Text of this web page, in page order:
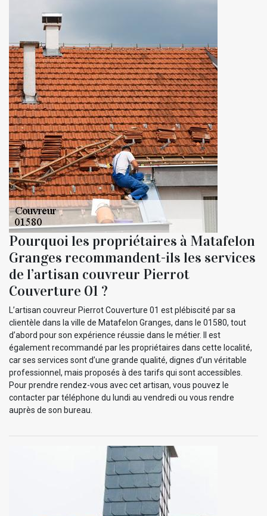
Pourquoi les propriétaires à Matafelon
Granges recommandent-ils les services
de l’artisan couvreur Pierrot
Couverture 01 ?
L’artisan couvreur Pierrot Couverture 01 est plébiscité par sa
clientèle dans la ville de Matafelon Granges, dans le 01580, tout
d’abord pour son expérience réussie dans le métier. Il est
également recommandé par les propriétaires dans cette localité,
car ses services sont d’une grande qualité, dignes d’un véritable
professionnel, mais proposés à des tarifs qui sont accessibles.
Pour prendre rendez-vous avec cet artisan, vous pouvez le
contacter par téléphone du lundi au vendredi ou vous rendre
auprès de son bureau.